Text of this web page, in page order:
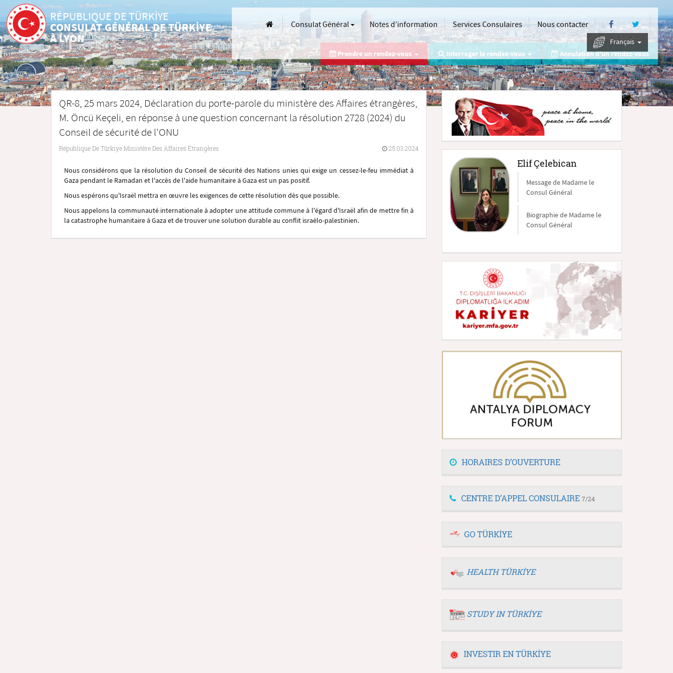
RÉPUBLIQUE DE TÜRKİYE
CONSULAT GÉNÉRAL DE TÜRKİYE
À LYON
Consulat Général Notes d’information Services Consulaires Nous contacter
Français
Prendre un rendez-vous
Interroger le rendez-vous Annulation d'un rendez-vous
QR-8, 25 mars 2024, Déclaration du porte-parole du ministère des Affaires étrangères,
M. Öncü Keçeli, en réponse à une question concernant la résolution 2728 (2024) du
Conseil de sécurité de l'ONU
République De Türkiye Ministère Des Affaires Étrangères 25.03.2024
Nous considérons que la résolution du Conseil de sécurité des Nations unies qui exige un cessez-le-feu immédiat à
Gaza pendant le Ramadan et l'accès de l'aide humanitaire à Gaza est un pas positif.
Nous espérons qu'Israël mettra en œuvre les exigences de cette résolution dès que possible.
Nous appelons la communauté internationale à adopter une attitude commune à l'égard d'Israël afin de mettre fin à
la catastrophe humanitaire à Gaza et de trouver une solution durable au conflit israélo-palestinien.
Elif Çelebican
Message de Madame le
Consul Général
Biographie de Madame le
Consul Général
HORAIRES D’OUVERTURE
CENTRE D’APPEL CONSULAIRE 7/24
GO TÜRKİYE
HEALTH TÜRKİYE
STUDY IN TÜRKİYE
INVESTIR EN TÜRKİYE